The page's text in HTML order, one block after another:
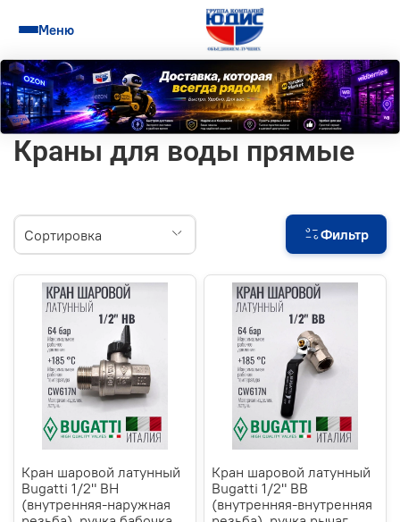
Меню
Краны для воды прямые
Кран шаровой латунный
Bugatti 1/2" ВН
(внутренняя-наружная
Кран шаровой латунный
Bugatti 1/2" ВВ
(внутренняя-внутренняя
Фильтр